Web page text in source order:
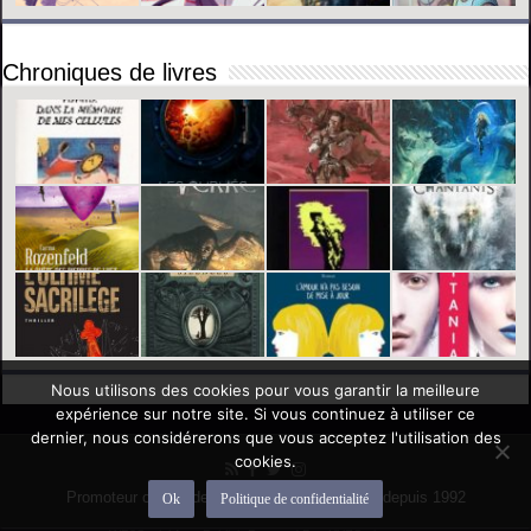
Chroniques de livres
Promoteur officiel des mondes de l'imaginaire depuis 1992
Nous utilisons des cookies pour vous garantir la meilleure
expérience sur notre site. Si vous continuez à utiliser ce
dernier, nous considérerons que vous acceptez l'utilisation des
cookies.
Ok Politique de confidentialité